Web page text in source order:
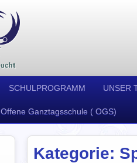
SCHULPROGRAMM UNSER
Offene Ganztagsschule ( OGS)
Kategorie: